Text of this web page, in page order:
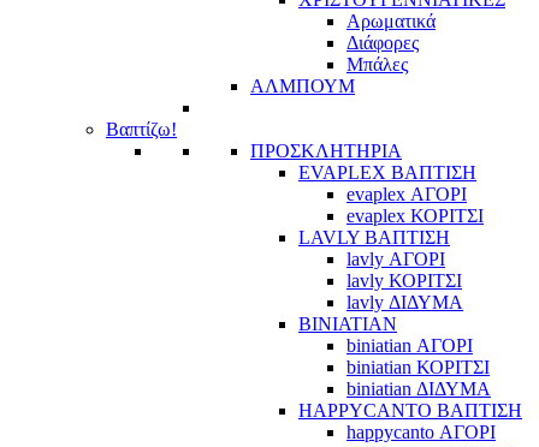
Αρωματικά
Διάφορες
Μπάλες
ΑΛΜΠΟΥΜ
Βαπτίζω!
ΠΡΟΣΚΛΗΤΗΡΙΑ
EVAPLEX ΒΑΠΤΙΣΗ
evaplex ΑΓΟΡΙ
evaplex ΚΟΡΙΤΣΙ
LAVLY ΒΑΠΤΙΣΗ
lavly ΑΓΟΡΙ
lavly ΚΟΡΙΤΣΙ
lavly ΔΙΔΥΜΑ
BINIATIAN
biniatian ΑΓΟΡΙ
biniatian ΚΟΡΙΤΣΙ
biniatian ΔΙΔΥΜΑ
HAPPYCANTO ΒΑΠΤΙΣΗ
happycanto ΑΓΟΡΙ